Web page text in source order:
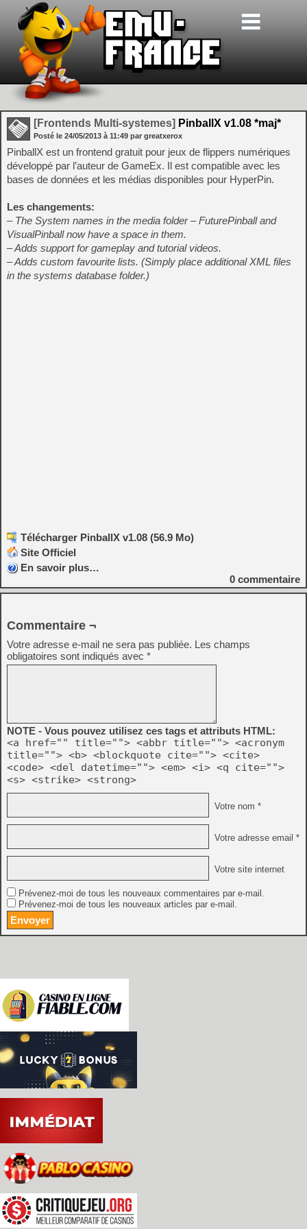
[Frontends Multi-systemes] PinballX v1.08 *maj*
Posté le 24/05/2013 à 11:49 par greatxerox
PinballX est un frontend gratuit pour jeux de flippers numériques
développé par l’auteur de GameEx. Il est compatible avec les
bases de données et les médias disponibles pour HyperPin.
Les changements:
– The System names in the media folder – FuturePinball and
VisualPinball now have a space in them.
– Adds support for gameplay and tutorial videos.
– Adds custom favourite lists. (Simply place additional XML files
in the systems database folder.)
Télécharger PinballX v1.08 (56.9 Mo)
Site Officiel
En savoir plus…
0 commentaire
Commentaire ¬
Votre adresse e-mail ne sera pas publiée. Les champs
obligatoires sont indiqués avec *
NOTE - Vous pouvez utilisez ces tags et attributs HTML:
<a href="" title=""> <abbr title=""> <acronym
title=""> <b> <blockquote cite=""> <cite>
<code> <del datetime=""> <em> <i> <q cite="">
<s> <strike> <strong>
Votre nom *
Votre adresse email *
Votre site internet
Prévenez-moi de tous les nouveaux commentaires par e-mail.
Prévenez-moi de tous les nouveaux articles par e-mail.